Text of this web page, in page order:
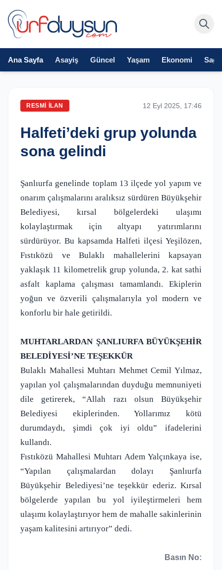
Ana Sayfa Asayiş Güncel Yaşam Ekonomi
RESMI İLAN 12 Eyl 2025, 17:46
Halfeti’deki grup yolunda
sona gelindi
Şanlıurfa genelinde toplam 13 ilçede yol yapım ve
onarım çalışmalarını aralıksız sürdüren Büyükşehir
Belediyesi, kırsal bölgelerdeki ulaşımı
kolaylaştırmak için altyapı yatırımlarını
sürdürüyor. Bu kapsamda Halfeti ilçesi Yeşilözen,
Fıstıközü ve Bulaklı mahallelerini kapsayan
yaklaşık 11 kilometrelik grup yolunda, 2. kat sathi
asfalt kaplama çalışması tamamlandı. Ekiplerin
yoğun ve özverili çalışmalarıyla yol modern ve
konforlu bir hale getirildi.
MUHTARLARDAN ŞANLIURFA BÜYÜKŞEHİR
BELEDİYESİ’NE TEŞEKKÜR
Bulaklı Mahallesi Muhtarı Mehmet Cemil Yılmaz,
yapılan yol çalışmalarından duyduğu memnuniyeti
dile getirerek, “Allah razı olsun Büyükşehir
Belediyesi ekiplerinden. Yollarımız kötü
durumdaydı, şimdi çok iyi oldu” ifadelerini
kullandı.
Fıstıközü Mahallesi Muhtarı Adem Yalçınkaya ise,
“Yapılan çalışmalardan dolayı Şanlıurfa
Büyükşehir Belediyesi’ne teşekkür ederiz. Kırsal
bölgelerde yapılan bu yol iyileştirmeleri hem
ulaşımı kolaylaştırıyor hem de mahalle sakinlerinin
yaşam kalitesini artırıyor” dedi.
Basın No: